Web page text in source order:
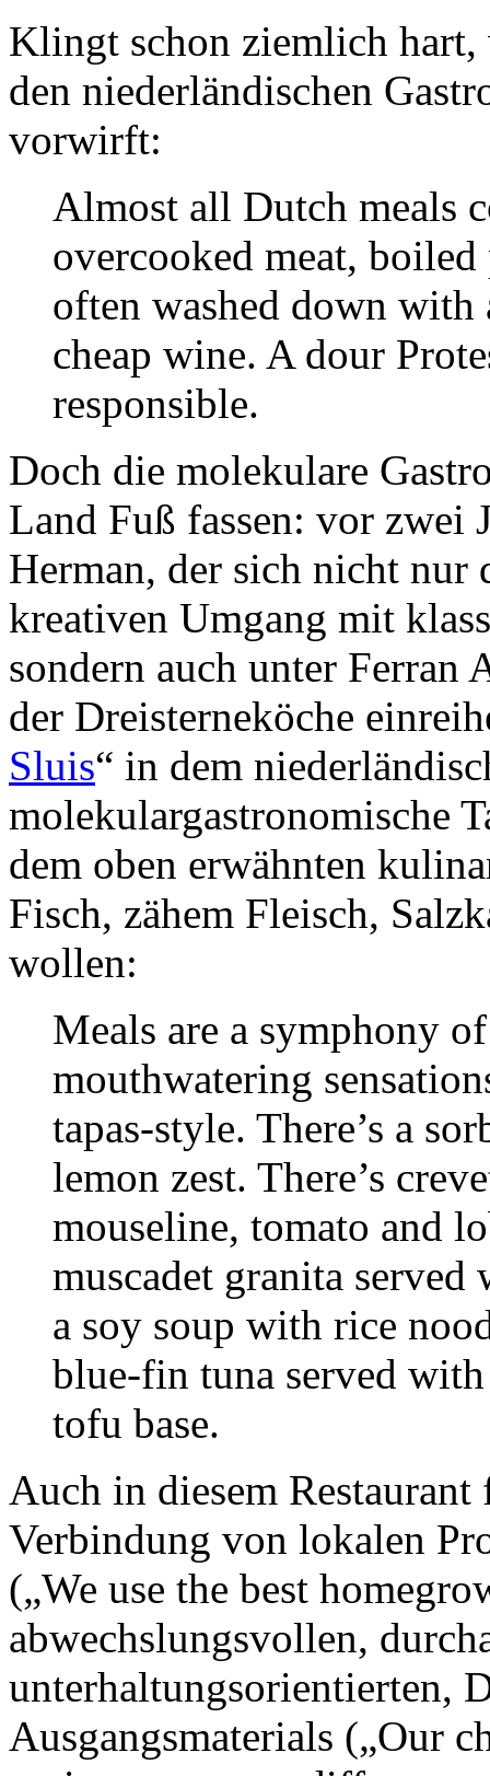
Klingt schon ziemlich hart,
den niederländischen
vorwirft:
Almost all Dutch meals
overcooked meat, boiled
often washed down
cheap wine. A dour
responsible.
Doch die molekulare
Land Fuß fassen: vor zwei
Herman, der sich nicht nur
kreativen Umgang mit
sondern auch unter Ferran
der Dreisterneköche
Sluis“ in dem
molekulargastronomische
dem oben erwähnten
Fisch, zähem Fleisch,
wollen:
Meals are a symphony
mouthwatering
tapas-style. There’s a
lemon zest. There’s
mouseline, tomato and
muscadet granita
a soy soup with rice
blue-fin tuna served with
tofu base.
Auch in diesem
Verbindung von lokalen
(„We use the best
abwechslungsvollen,
unterhaltungsorientierten,
Ausgangsmaterials